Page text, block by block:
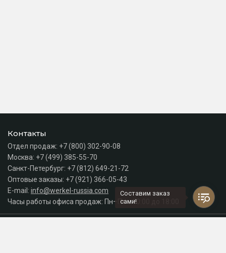
Контакты
Отдел продаж: +7 (800) 302-90-08
Москва: +7 (499) 385-55-70
Санкт-Петербург: +7 (812) 649-21-72
Оптовые заказы: +7 (921) 366-05-43
E-mail: info@werkel-russia.com
Часы работы офиса продаж: Пн–Пт с 10:00 до 18:00
Составим заказ
сами!